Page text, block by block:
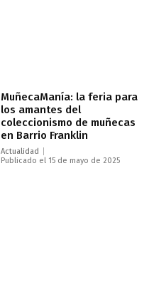
MuñecaManía: la feria para
los amantes del
coleccionismo de muñecas
en Barrio Franklin
Actualidad
Publicado el 15 de mayo de 2025